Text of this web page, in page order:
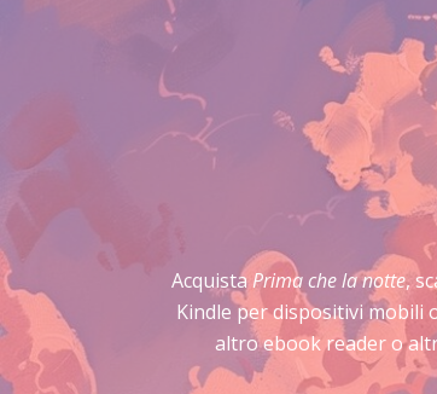
Acquista Prima che la notte,
Kindle per dispositivi mobili
altro ebook reader o